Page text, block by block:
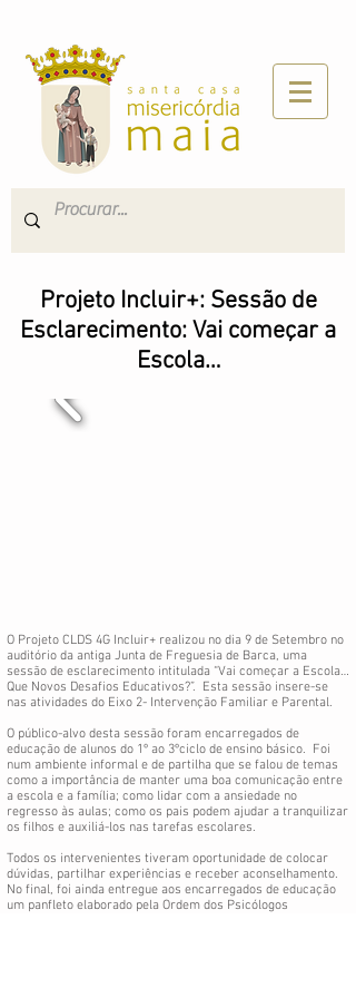
Projeto Incluir+: Sessão de
Esclarecimento: Vai começar a
Escola…
O Projeto CLDS 4G Incluir+ realizou no dia 9 de Setembro no
auditório da antiga Junta de Freguesia de Barca, uma
sessão de esclarecimento intitulada “Vai começar a Escola…
Que Novos Desafios Educativos?”. Esta sessão insere-se
nas atividades do Eixo 2- Intervenção Familiar e Parental.
O público-alvo desta sessão foram encarregados de
educação de alunos do 1º ao 3ºciclo de ensino básico. Foi
num ambiente informal e de partilha que se falou de temas
como a importância de manter uma boa comunicação entre
a escola e a família; como lidar com a ansiedade no
regresso às aulas; como os pais podem ajudar a tranquilizar
os filhos e auxiliá-los nas tarefas escolares.
Todos os intervenientes tiveram oportunidade de colocar
dúvidas, partilhar experiências e receber aconselhamento.
No final, foi ainda entregue aos encarregados de educação
um panfleto elaborado pela Ordem dos Psicólogos